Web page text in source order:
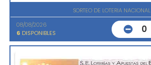
SORTEO DE LOTERIA NACIONAL
08/08/2026
6 DISPONIBLES 0